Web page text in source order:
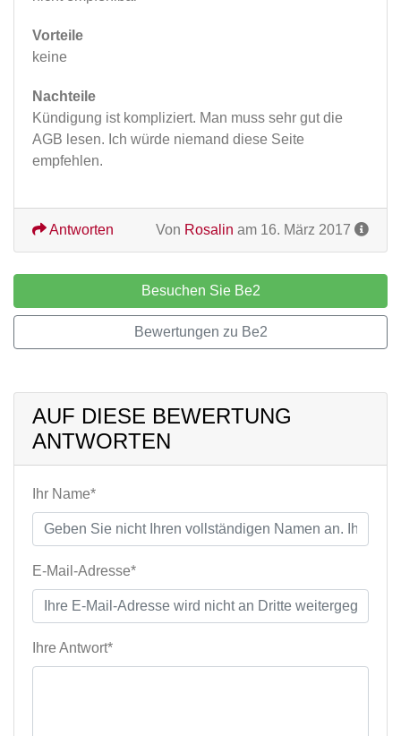
Vorteile
keine
Nachteile
Kündigung ist kompliziert. Man muss sehr gut die
AGB lesen. Ich würde niemand diese Seite
empfehlen.
Von Rosalin am 16. März 2017
Antworten
Besuchen Sie Be2
Bewertungen zu Be2
AUF DIESE BEWERTUNG
ANTWORTEN
Ihr Name*
E-Mail-Adresse*
Ihre Antwort*